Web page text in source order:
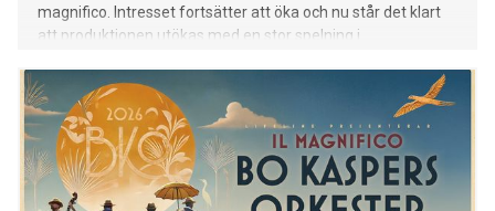
magnifico. Intresset fortsätter att öka och nu står det klart
att produktionen utökas med en stor spelning i